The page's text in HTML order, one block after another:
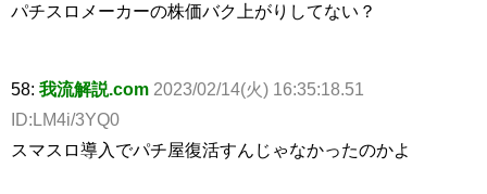
パチスロメーカーの株価バク上がりしてない？
58: 我流解説.com 2023/02/14(火) 16:35:18.51
ID:LM4i/3YQ0
スマスロ導入でパチ屋復活すんじゃなかったのかよ